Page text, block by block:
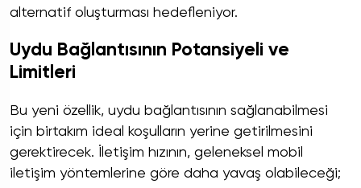
alternatif oluşturması hedefleniyor.
Uydu Bağlantısının Potansiyeli ve
Limitleri
Bu yeni özellik, uydu bağlantısının sağlanabilmesi
için birtakım ideal koşulların yerine getirilmesini
gerektirecek. İletişim hızının, geleneksel mobil
iletişim yöntemlerine göre daha yavaş olabileceği;